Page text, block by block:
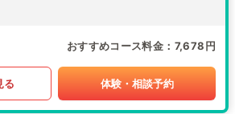
おすすめコース料金 7,678円
る 体験・相談予約